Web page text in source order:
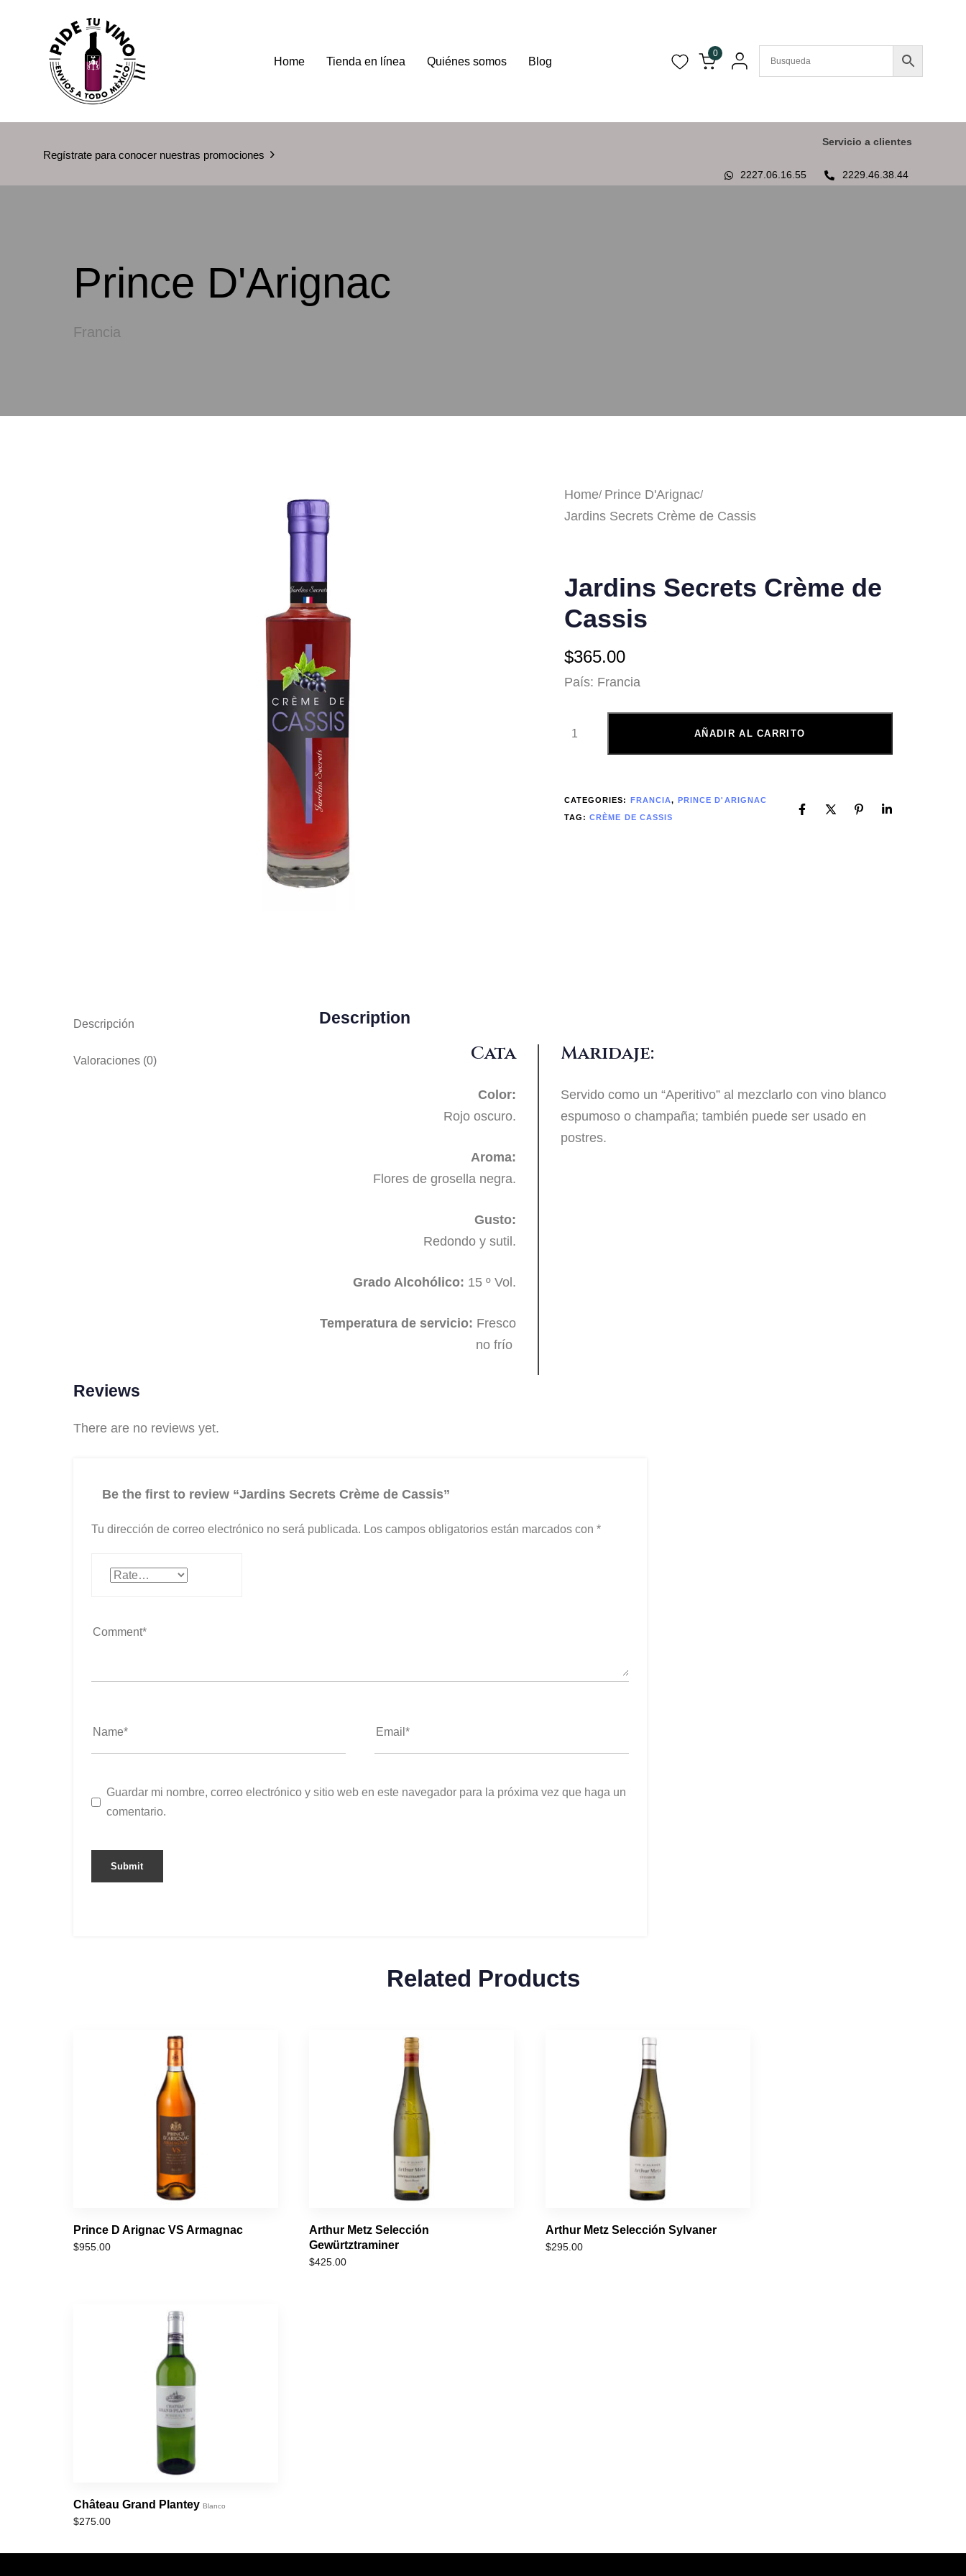
Home Tienda en línea Quiénes somos Blog
0
Regístrate para conocer nuestras promociones
Servicio a clientes
2227.06.16.55 2229.46.38.44
Prince D'Arignac
Francia
Home Prince D'Arignac
Jardins Secrets Crème de Cassis
Jardins Secrets Crème de
Cassis
$365.00
País: Francia
AÑADIR AL CARRITO
CATEGORIES: FRANCIA,
PRINCE D'ARIGNAC
TAG: CRÈME DE CASSIS
Descripción
Valoraciones (0)
Description
Cata
Color:
Rojo oscuro.
Aroma:
Flores de grosella negra.
Gusto:
Redondo y sutil.
Grado Alcohólico: 15 º Vol.
Temperatura de servicio: Fresco
no frío
Maridaje:
Servido como un “Aperitivo” al mezclarlo con vino blanco
espumoso o champaña; también puede ser usado en
postres.
Reviews
There are no reviews yet.
Be the first to review “Jardins Secrets Crème de Cassis”
Tu dirección de correo electrónico no será publicada. Los campos obligatorios están marcados con *
Guardar mi nombre, correo electrónico y sitio web en este navegador para la próxima vez que haga un
comentario.
Related Products
Prince D Arignac VS Armagnac
$955.00
Arthur Metz Selección
Gewürtztraminer
$425.00
Arthur Metz Selección Sylvaner
$295.00
Château Grand Plantey Blanco
$275.00